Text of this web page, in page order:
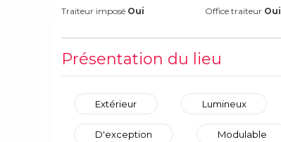
Traiteur imposé Oui Office traiteur Oui
Présentation du lieu
Extérieur Lumineux
D'exception Modulable